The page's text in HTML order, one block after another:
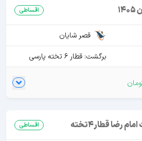
اقساطی
قصر شایان
برگشت: قطار 6 تخته پارسی
رضا قطار4تخته اقساطی